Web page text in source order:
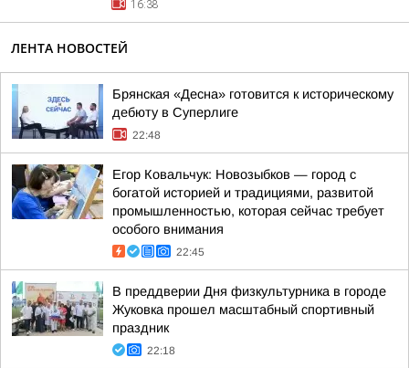
16:38
ЛЕНТА НОВОСТЕЙ
Брянская «Десна» готовится к историческому
дебюту в Суперлиге
22:48
Егор Ковальчук: Новозыбков — город с
богатой историей и традициями, развитой
промышленностью, которая сейчас требует
особого внимания
22:45
В преддверии Дня физкультурника в городе
Жуковка прошел масштабный спортивный
праздник
22:18